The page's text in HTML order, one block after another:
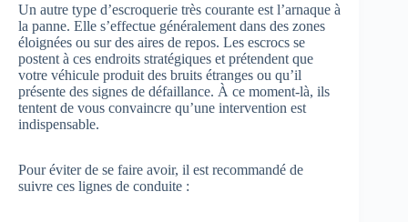
Un autre type d’escroquerie très courante est l’arnaque à
la panne. Elle s’effectue généralement dans des zones
éloignées ou sur des aires de repos. Les escrocs se
postent à ces endroits stratégiques et prétendent que
votre véhicule produit des bruits étranges ou qu’il
présente des signes de défaillance. À ce moment-là, ils
tentent de vous convaincre qu’une intervention est
indispensable.
Pour éviter de se faire avoir, il est recommandé de
suivre ces lignes de conduite :